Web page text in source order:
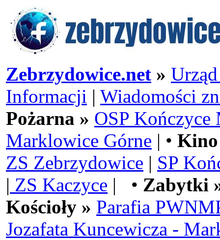
Zebrzydowice.net »
Informacji | Wiadomości
Pożarna » OSP Kończyce
Marklowice Górne | •
ZS Zebrzydowice | SP
| ZS Kaczyce | • Zabytki
Kościoły » Parafia
Jozafata Kuncewicza -